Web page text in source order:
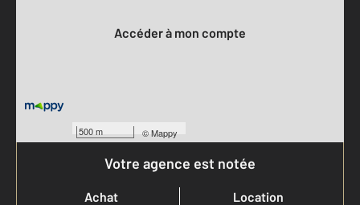
500 m ©Mappy
Accéder à mon compte
Votre agence est notée
Achat
Location